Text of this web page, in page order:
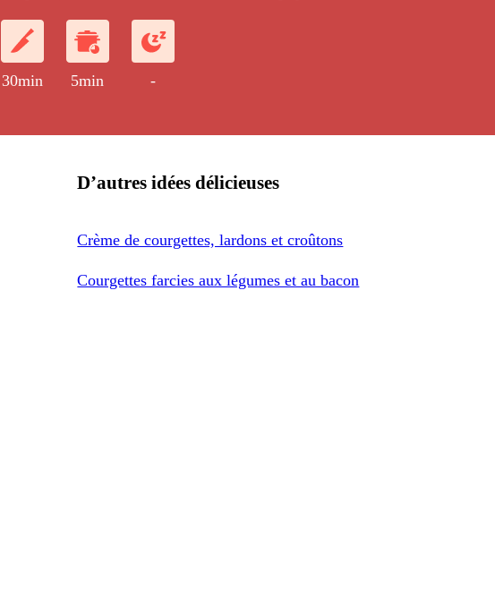
courgettes.
30min 5min -
D’autres idées délicieuses
Crème de courgettes, lardons et croûtons
Courgettes farcies aux légumes et au bacon